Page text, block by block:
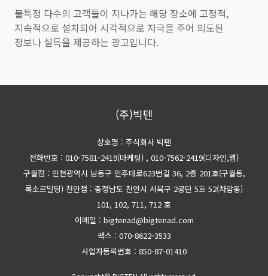
불특정 다수의 고객들이 지나가는 해당 장소에 고정적,
지속적으로 설치되어 시각적으로 자극을 주어 의도된
정보나 설득을 제공하는 광고입니다.
(주)빅텐
상호명 : 주식회사 빅텐
전화번호 : 010-7581-2419(마케팅) , 010-7562-2419(디자인,웹)
구월점 : 인천광역시 남동구 인주대로623번길 36, 2층 201호(구월동,
룩소르빌딩) 천안점 : 충정남도 천안시 서북구 2공단 5호 52(차암동)
101, 102, 711, 712 호
이메일 : bigtenad@bigtenad.com
팩스 : 070-8622-3533
사업자등록번호 : 850-87-01410